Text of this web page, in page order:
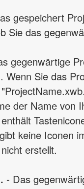
gespeichert
Sie das
gegenwärtige
Wenn Sie das
der Name von
keine Iconen
erstellt.
- Das